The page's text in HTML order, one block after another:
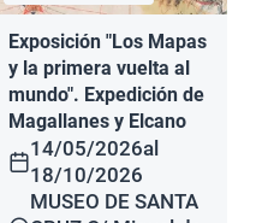
Exposición "Los Mapas
y la primera vuelta al
mundo". Expedición de
Magallanes y Elcano
14/05/2026al
18/10/2026
MUSEO DE SANTA